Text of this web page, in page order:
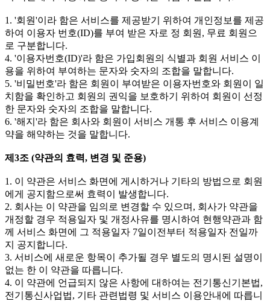
1. '회원'이라 함은 서비스를 제공받기 위하여 개인정보를 제공
하여 이용자 번호(ID)를 부여 받은 자로 정 회원, 무료 회원으
로 구분합니다.
4. '이용자번호(ID)'라 함은 가입회원의 식별과 회원 서비스 이
용을 위하여 부여하는 문자와 숫자의 조합을 말합니다.
5. '비밀번호'라 함은 회원이 부여받은 이용자번호와 회원이 일
치함을 확인하고 회원의 권익을 보호하기 위하여 회원이 선정
한 문자와 숫자의 조합을 말합니다.
6. '해지'라 함은 회사와 회원이 서비스 개통 후 서비스 이용계
약을 해약하는 것을 말합니다.
제3조 (약관의 효력, 변경 및 준용)
1. 이 약관은 서비스 화면에 게시하거나 기타의 방법으로 회원
에게 공지함으로써 효력이 발생합니다.
2. 회사는 이 약관을 임의로 변경할 수 있으며, 회사가 약관을
개정할 경우 적용일자 및 개정사유를 명시하여 현행약관과 함
께 서비스 화면에 그 적용일자 7일이전부터 적용일자 전일까
지 공지합니다.
3. 서비스에 새로운 항목이 추가될 경우 별도의 명시된 설명이
없는 한 이 약관을 따릅니다.
4. 이 약관에 언급되지 않은 사항에 대하여는 전기통신기본법,
전기통신사업법, 기타 관련법령 및 서비스 이용안내에 따릅니